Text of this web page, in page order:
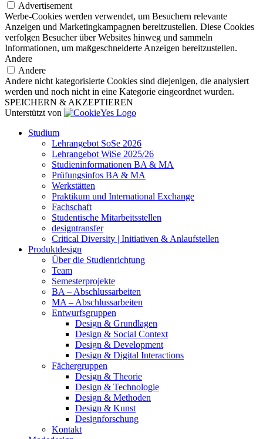
Advertisement
Werbe-Cookies werden verwendet, um Besuchern relevante
Anzeigen und Marketingkampagnen bereitzustellen. Diese Cookies
verfolgen Besucher über Websites hinweg und sammeln
Informationen, um maßgeschneiderte Anzeigen bereitzustellen.
Andere
Andere
Andere nicht kategorisierte Cookies sind diejenigen, die analysiert
werden und noch nicht in eine Kategorie eingeordnet wurden.
SPEICHERN & AKZEPTIEREN
Unterstützt von
Studium
Lehrangebot SoSe 2026
Lehrangebot WiSe 2025/26
Studieninformationen ­BA & MA
Prüfungsinfos BA & MA
Werkstätten
Praktikum und International Exchange
Fachschaft
Studentische Mitarbeitsstellen
designtransfer
Critical Diversity | Initiativen & Anlaufstellen
Produktdesign
Über die Studienrichtung
Team
Semesterprojekte
BA – Abschlussarbeiten
MA – Abschlussarbeiten
Entwurfsgruppen
Design & Grundlagen
Design & Social Context
Design & Development
Design & Digital Interactions
Fächergruppen
Design & Theorie
Design & Technologie
Design & Methoden
Design & Kunst
Designforschung
Kontakt